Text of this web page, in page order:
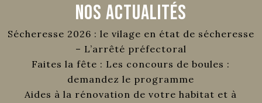
Nos Actualités
Sécheresse 2026 : le vilage en état de sécheresse
– L’arrêté préfectoral
Faites la fête : Les concours de boules :
demandez le programme
Aides à la rénovation de votre habitat et à